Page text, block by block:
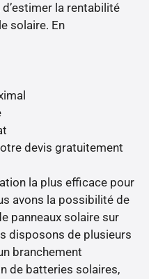
la rentabilité
solaire. En
devis gratuitement
la plus efficace pour
avons la possibilité de
panneaux solaire sur
disposons de plusieurs
branchement
de batteries solaires,